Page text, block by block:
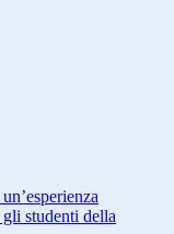
studenti della